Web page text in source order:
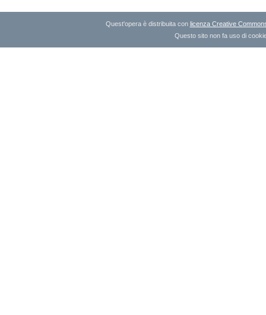
Quest'opera è distribuita con licenza Creative
Questo sito non fa uso di